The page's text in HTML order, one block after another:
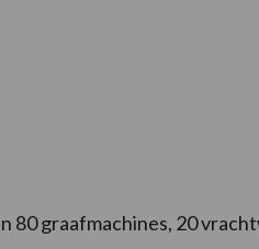
80 graafmachines, 20